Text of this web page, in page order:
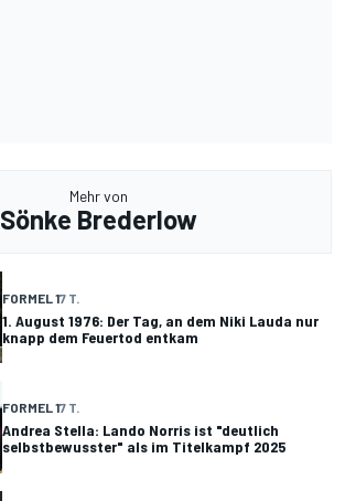
Mehr von
Sönke Brederlow
FORMEL 17 T.
1. August 1976: Der Tag, an dem Niki Lauda nur
knapp dem Feuertod entkam
FORMEL 17 T.
Andrea Stella: Lando Norris ist "deutlich
selbstbewusster" als im Titelkampf 2025